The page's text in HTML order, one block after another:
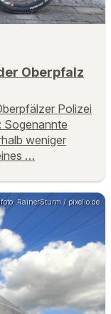
Oberpfalz
Polizei
Sogenannte
weniger
…
RainerSturm / pixelio.de